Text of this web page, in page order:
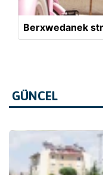
Berxwedanek
GÜNCEL